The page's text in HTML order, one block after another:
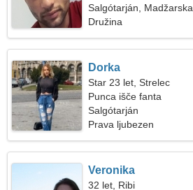
Salgótarján, Madžarska
Družina
Dorka
Star 23 let, Strelec
Punca išče fanta
Salgótarján
Prava ljubezen
Veronika
32 let, Ribi